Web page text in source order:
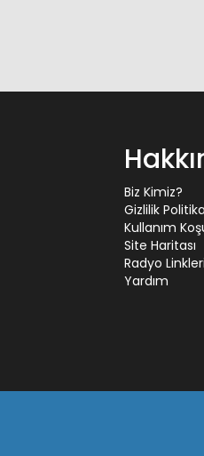
Biz Kimiz?
Gizlilik
Kullanım
Site Haritası
Radyo Linkleri
Yardım